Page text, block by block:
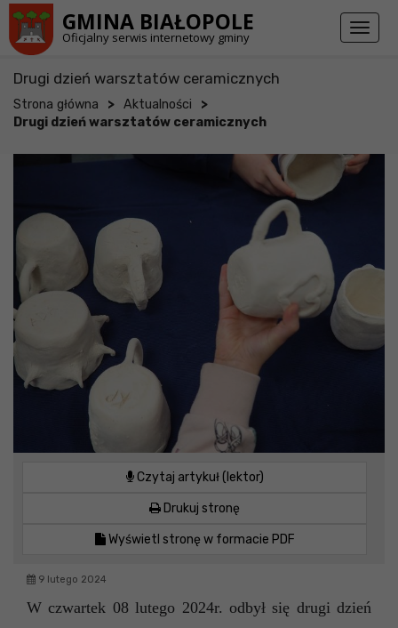
GMINA BIAŁOPOLE
Oficjalny serwis internetowy gminy
Toggle
Drugi dzień warsztatów ceramicznych
Strona główna > Aktualności >
Drugi dzień warsztatów ceramicznych
Czytaj artykuł (lektor)
Drukuj stronę
Wyświetl stronę w formacie PDF
9 lutego 2024
W czwartek 08 lutego 2024r. odbył się drugi dzień